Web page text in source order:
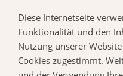
Allgemeine
Diese Internetseite
Funktionalität und den
Nutzung unserer
Cookies zugestimmt.